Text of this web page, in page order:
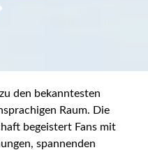
den bekanntesten
Raum. Die
begeistert Fans mit
spannenden